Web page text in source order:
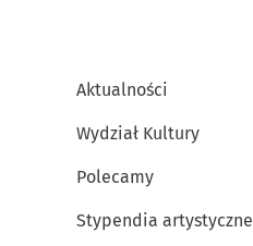
Aktualności
Wydział Kultury
Polecamy
Stypendia artystyczne